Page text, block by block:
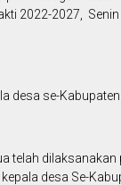
2022-2027,
desa se-
telah dilaksanakan
desa Se-